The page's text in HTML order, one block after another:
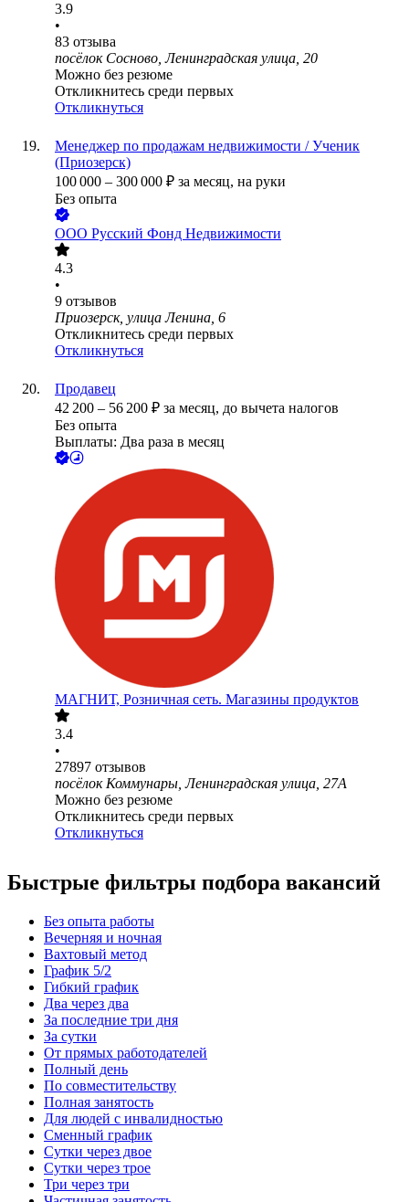
3.9
•
83 отзыва
посёлок Сосново, Ленинградская улица, 20
Можно без резюме
Откликнитесь среди первых
Откликнуться
Менеджер по продажам недвижимости / Ученик
(Приозерск)
100 000 – 300 000 ₽ за месяц, на руки
Без опыта
ООО Русский Фонд Недвижимости
4.3
•
9 отзывов
Приозерск, улица Ленина, 6
Откликнитесь среди первых
Откликнуться
Продавец
42 200 – 56 200 ₽ за месяц, до вычета налогов
Без опыта
Выплаты: Два раза в месяц
МАГНИТ, Розничная сеть. Магазины продуктов
3.4
•
27897 отзывов
посёлок Коммунары, Ленинградская улица, 27А
Можно без резюме
Откликнитесь среди первых
Откликнуться
Быстрые фильтры подбора вакансий
Без опыта работы
Вечерняя и ночная
Вахтовый метод
График 5/2
Гибкий график
Два через два
За последние три дня
За сутки
От прямых работодателей
Полный день
По совместительству
Полная занятость
Для людей с инвалидностью
Сменный график
Сутки через двое
Сутки через трое
Три через три